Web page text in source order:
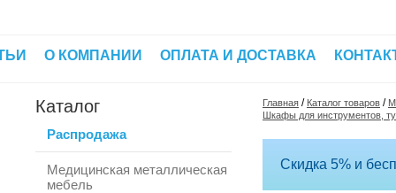
О КОМПАНИИ ОПЛАТА И ДОСТАВКА
Каталог
Распродажа
Медицинская металлическая
мебель
Главная / Каталог товаров /
Шкафы для инструментов,
Скидка 5% и